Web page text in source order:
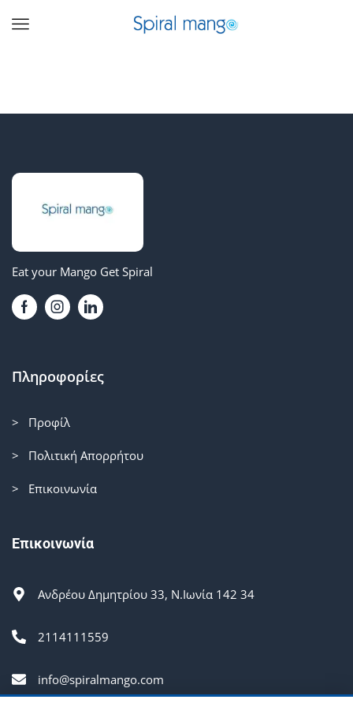
Eat your Mango Get Spiral
Πληροφορίες
> Προφίλ
> Πολιτική Απορρήτου
> Επικοινωνία
Επικοινωνία
Ανδρέου Δημητρίου 33, Ν.Ιωνία 142 34
2114111559
info@spiralmango.com